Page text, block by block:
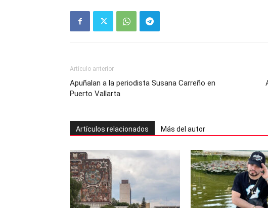
Artículo anterior
Apuñalan a la periodista Susana Carreño en
Puerto Vallarta
Artículos relacionados Más del autor